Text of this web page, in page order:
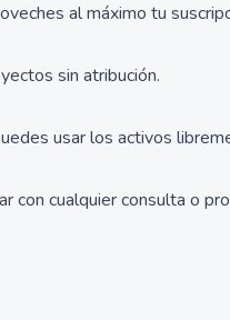
al máximo tu
sin atribución.
usar los activos
con cualquier consulta o